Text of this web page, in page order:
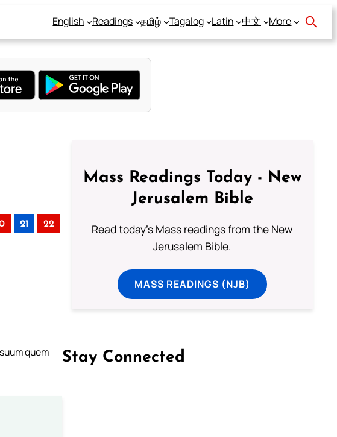
English Readings தமிழ் Tagalog Latin 中文 More
21 22
quem
Mass Readings Today - New
Jerusalem Bible
Read today's Mass readings from the New
Jerusalem Bible.
MASS READINGS (NJB)
Stay Connected